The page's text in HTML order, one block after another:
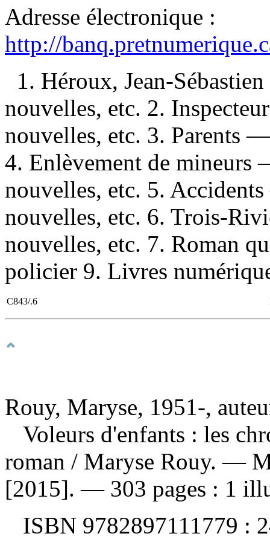
Adresse électronique :
http://
1. Héroux, Jean-
nouvelles, etc. 2.
nouvelles, etc. 3. Parents
4. Enlèvement de
nouvelles, etc. 5.
nouvelles, etc. 6. Trois-
nouvelles, etc. 7. Roman
policier 9. Livres
C843/.6
Rouy, Maryse, 1951-,
Voleurs d'enfants : les
roman / Maryse Rouy. —
[2015]. — 303 pages : 1
ISBN 9782897111779 :